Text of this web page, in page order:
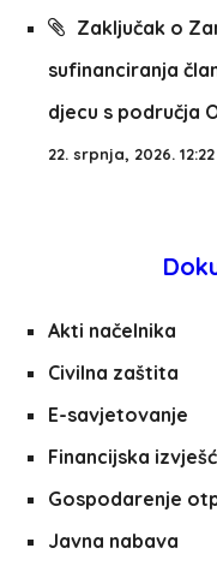
Zaključak o
sufinanciranja
djecu s područja
22. srpnja, 2026. 12:22
Akti načelnika
Civilna zaštita
E-savjetovanje
Financijska
Gospodarenje
Javna nabava